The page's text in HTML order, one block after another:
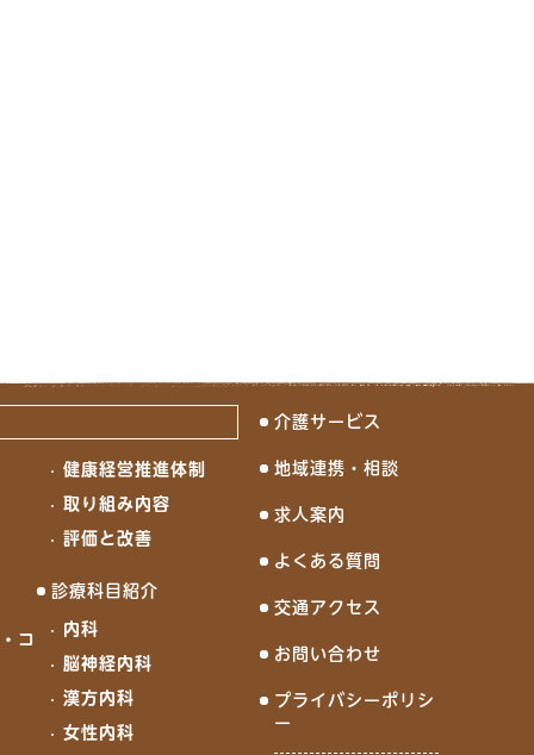
コ
健康経営推進体制
取り組み内容
評価と改善
診療科目紹介
内科
脳神経内科
漢方内科
女性内科
介護サービス
地域連携・相談
求人案内
よくある質問
交通アクセス
お問い合わせ
プライバシーポリシ
ー